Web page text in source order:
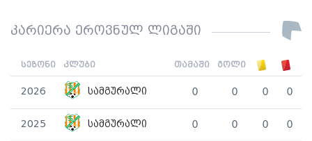
კარიერა ეროვნულ ლიგაში
სეზონი კლუბი თამაში გოლი
2026 სამგურალი 0 0 0 0
2025 სამგურალი 0 0 0 0